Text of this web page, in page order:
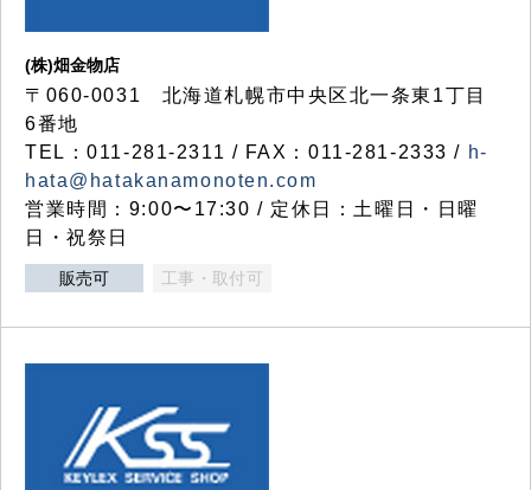
(株)畑金物店
〒060-0031 北海道札幌市中央区北一条東1丁目
6番地
TEL：011-281-2311 / FAX：011-281-2333 / h-
hata@hatakanamonoten.com
営業時間：9:00〜17:30 / 定休日：土曜日・日曜
日・祝祭日
販売可 工事・取付可